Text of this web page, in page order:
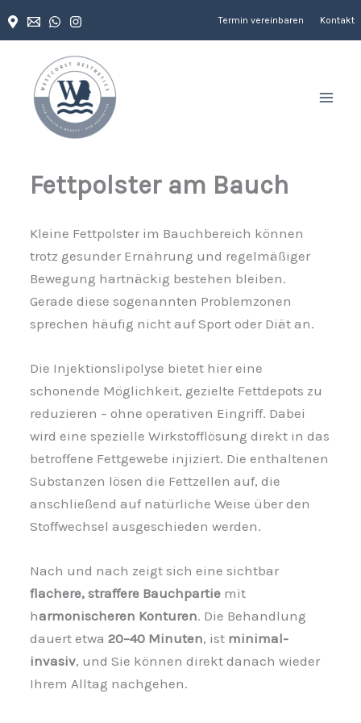
Inhalt
Termin vereinbaren Kontakt
Fettpolster am Bauch
Kleine Fettpolster im Bauchbereich können
trotz gesunder Ernährung und regelmäßiger
Bewegung hartnäckig bestehen bleiben.
Gerade diese sogenannten Problemzonen
sprechen häufig nicht auf Sport oder Diät an.
Die Injektionslipolyse bietet hier eine
schonende Möglichkeit, gezielte Fettdepots zu
reduzieren – ohne operativen Eingriff. Dabei
wird eine spezielle Wirkstofflösung direkt in das
betroffene Fettgewebe injiziert. Die enthaltenen
Substanzen lösen die Fettzellen auf, die
anschließend auf natürliche Weise über den
Stoffwechsel ausgeschieden werden.
Nach und nach zeigt sich eine sichtbar
flachere, straffere Bauchpartie mit
harmonischeren Konturen. Die Behandlung
dauert etwa 20–40 Minuten, ist minimal-
invasiv, und Sie können direkt danach wieder
Ihrem Alltag nachgehen.